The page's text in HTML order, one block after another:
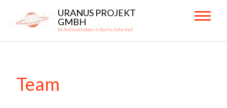
URANUS PROJEKT
GMBH
Ihr Architekturbüro in Berlin-Adlershof
Team